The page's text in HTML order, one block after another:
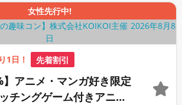
女性先行中!
1日！ 先着割引
】アニメ・マンガ好き限定
チングゲーム付きアニメ